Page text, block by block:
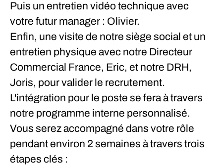
Puis un entretien vidéo technique avec
votre futur manager : Olivier.
Enfin, une visite de notre siège social et un
entretien physique avec notre Directeur
Commercial France, Eric, et notre DRH,
Joris, pour valider le recrutement.
L'intégration pour le poste se fera à travers
notre programme interne personnalisé.
Vous serez accompagné dans votre rôle
pendant environ 2 semaines à travers trois
étapes clés :